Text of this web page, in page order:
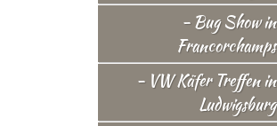
- Bug Show in
Francorchamps
- VW Käfer Treffen in
Ludwigsburg